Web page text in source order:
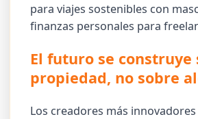
para viajes sostenibles con
finanzas personales para
El futuro se construye
propiedad, no sobre
Los creadores más